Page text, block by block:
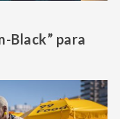
Black” para